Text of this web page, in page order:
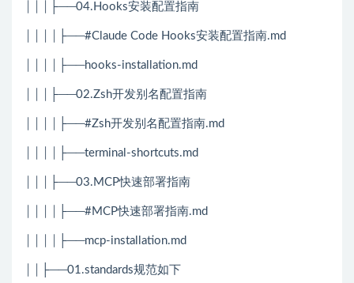
│││├──04.Hooks安装配置指南
││││├──#Claude Code Hooks安装配置指南.md
││││├──hooks-installation.md
│││├──02.Zsh开发别名配置指南
││││├──#Zsh开发别名配置指南.md
││││├──terminal-shortcuts.md
│││├──03.MCP快速部署指南
││││├──#MCP快速部署指南.md
││││├──mcp-installation.md
││├──01.standards规范如下